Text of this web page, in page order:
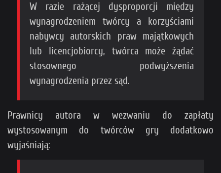
W razie rażącej dysproporcji między
wynagrodzeniem twórcy a korzyściami
nabywcy autorskich praw majątkowych
lub licencjobiorcy, twórca może żądać
stosownego podwyższenia
wynagrodzenia przez sąd.
Prawnicy autora w wezwaniu do zapłaty
wystosowanym do twórców gry dodatkowo
wyjaśniają: